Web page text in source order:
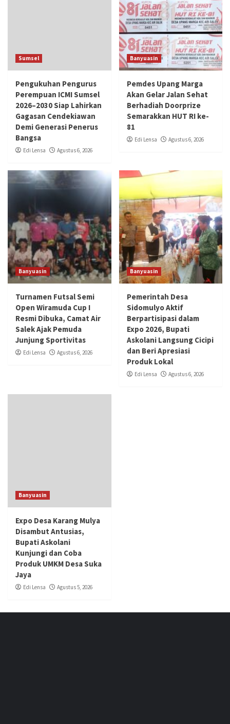
Sumsel
Pengukuhan Pengurus
Perempuan ICMI Sumsel
2026–2030 Siap Lahirkan
Gagasan Cendekiawan
Demi Generasi Penerus
Bangsa
Edi Lensa Agustus 6, 2026
Banyuasin
Pemdes Upang Marga
Akan Gelar Jalan Sehat
Berhadiah Doorprize
Semarakkan HUT RI ke-
81
Edi Lensa Agustus 6, 2026
Banyuasin
Turnamen Futsal Semi
Open Wiramuda Cup I
Resmi Dibuka, Camat Air
Salek Ajak Pemuda
Junjung Sportivitas
Edi Lensa Agustus 6, 2026
Banyuasin
Pemerintah Desa
Sidomulyo Aktif
Berpartisipasi dalam
Expo 2026, Bupati
Askolani Langsung Cicipi
dan Beri Apresiasi
Produk Lokal
Edi Lensa Agustus 6, 2026
Banyuasin
Expo Desa Karang Mulya
Disambut Antusias,
Bupati Askolani
Kunjungi dan Coba
Produk UMKM Desa Suka
Jaya
Edi Lensa Agustus 5, 2026